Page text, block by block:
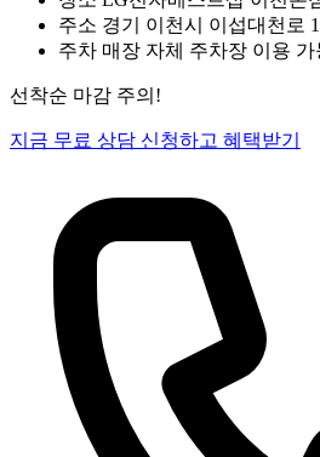
주소 경기 이천시 이섭대천로
주차 매장 자체 주차장 이용
선착순 마감 주의!
지금 무료 상담 신청하고 혜택받기